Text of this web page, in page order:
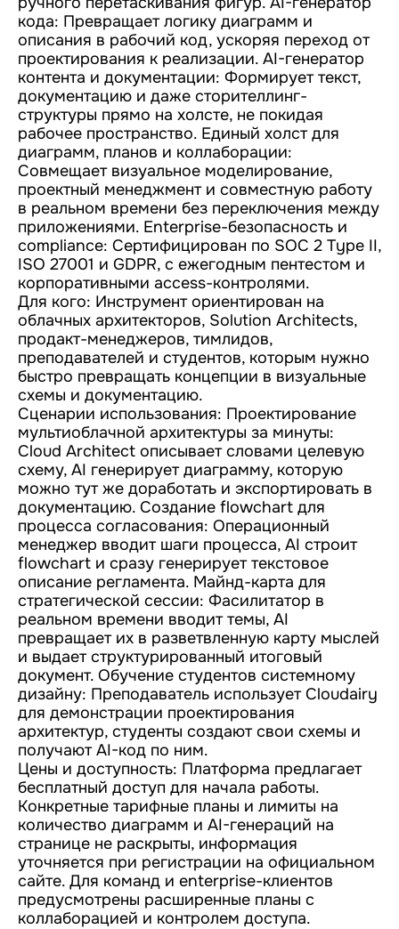
кода: Превращает логику диаграмм и
описания в рабочий код, ускоряя переход от
проектирования к реализации. AI-генератор
контента и документации: Формирует текст,
документацию и даже сторителлинг-
структуры прямо на холсте, не покидая
рабочее пространство. Единый холст для
диаграмм, планов и коллаборации:
Совмещает визуальное моделирование,
проектный менеджмент и совместную работу
в реальном времени без переключения между
приложениями. Enterprise-безопасность и
compliance: Сертифицирован по SOC 2 Type II,
ISO 27001 и GDPR, с ежегодным пентестом и
корпоративными access-контролями.
Для кого: Инструмент ориентирован на
облачных архитекторов, Solution Architects,
продакт-менеджеров, тимлидов,
преподавателей и студентов, которым нужно
быстро превращать концепции в визуальные
схемы и документацию.
Сценарии использования: Проектирование
мультиоблачной архитектуры за минуты:
Cloud Architect описывает словами целевую
схему, AI генерирует диаграмму, которую
можно тут же доработать и экспортировать в
документацию. Создание flowchart для
процесса согласования: Операционный
менеджер вводит шаги процесса, AI строит
flowchart и сразу генерирует текстовое
описание регламента. Майнд-карта для
стратегической сессии: Фасилитатор в
реальном времени вводит темы, AI
превращает их в разветвленную карту мыслей
и выдает структурированный итоговый
документ. Обучение студентов системному
дизайну: Преподаватель использует Cloudairy
для демонстрации проектирования
архитектур, студенты создают свои схемы и
получают AI-код по ним.
Цены и доступность: Платформа предлагает
бесплатный доступ для начала работы.
Конкретные тарифные планы и лимиты на
количество диаграмм и AI-генераций на
странице не раскрыты, информация
уточняется при регистрации на официальном
сайте. Для команд и enterprise-клиентов
предусмотрены расширенные планы с
коллаборацией и контролем доступа.